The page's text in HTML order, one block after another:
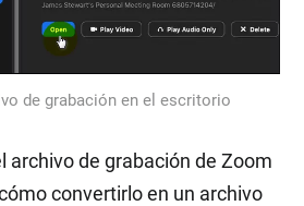
de grabación en el escritorio
archivo de grabación de Zoom
convertirlo en un archivo